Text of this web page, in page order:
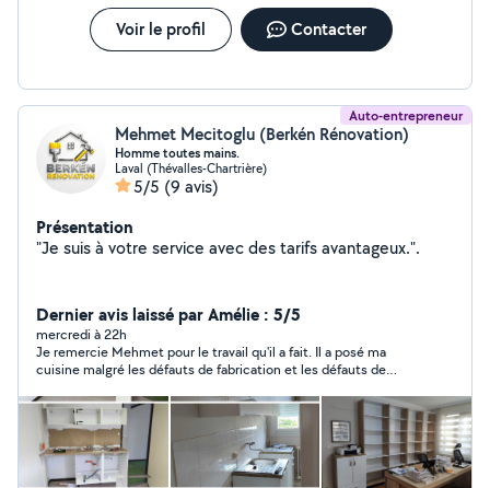
Voir le profil Contacter
Auto-entrepreneur
Mehmet Mecitoglu (Berkén Rénovation)
Homme toutes mains.
Laval (Thévalles-Chartrière)
5/5 (9 avis)
Présentation
"Je suis à votre service avec des tarifs avantageux.".
Dernier avis laissé par Amélie : 5/5
mercredi à 22h
Je remercie Mehmet pour le travail qu'il a fait. Il a posé ma
cuisine malgré les défauts de fabrication et les défauts de